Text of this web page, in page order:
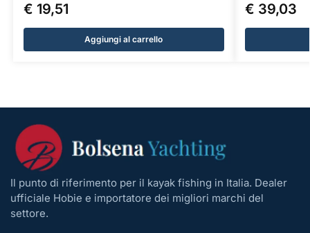
€ 19,51
Aggiungi al carrello
€ 39,03
Il punto di riferimento per il kayak fishing in Italia. Dealer
ufficiale Hobie e importatore dei migliori marchi del
settore.